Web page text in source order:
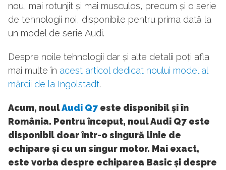
nou, mai rotunjit și mai musculos, precum și o serie
de tehnologii noi, disponibile pentru prima dată la
un model de serie Audi.
Despre noile tehnologii dar și alte detalii poți afla
mai multe în acest articol dedicat noului model al
mărcii de la Ingolstadt.
Acum, noulAudi Q7 este disponibil și în
România. Pentru început, noul Audi Q7 este
disponibil doar într-o singură linie de
echipare și cu un singur motor. Mai exact,
este vorba despre echiparea Basic și despre